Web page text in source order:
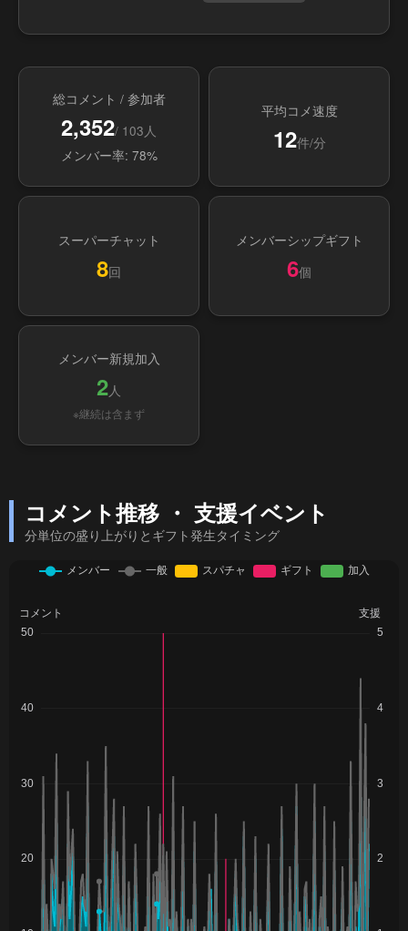
総コメント / 参加者
2,352/ 103人
メンバー率: 78%
平均コメ速度
12件/分
スーパーチャット
8回
メンバーシップギフト
6個
メンバー新規加入
2人
※継続は含まず
コメント推移 ・ 支援イベント
分単位の盛り上がりとギフト発生タイミング